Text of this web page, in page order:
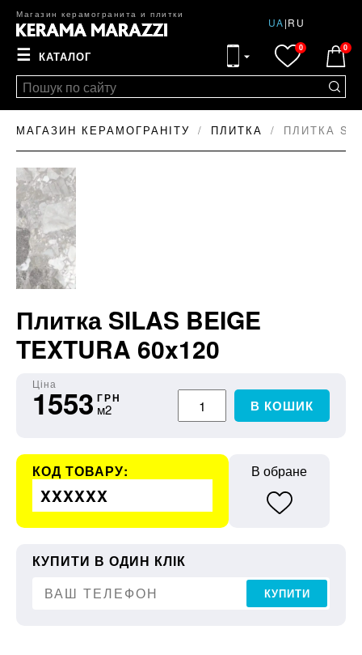
Магазин керамогранита и плитки
UA|RU
☰ КАТАЛОГ
0 0
МАГАЗИН КЕРАМОГРАНІТУ ПЛИТКА ПЛИТКА
Плитка SILAS BEIGE
TEXTURA 60x120
Ціна
1553 ГРН
м2 В КОШИК
КОД ТОВАРУ:
XXXXXX
В обране
КУПИТИ В ОДИН КЛІК
КУПИТИ